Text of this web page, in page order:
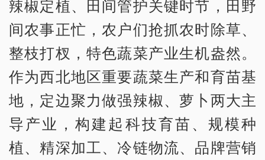
辣椒定植、田间管护关键时节，田野
间农事正忙，农户们抢抓农时除草、
整枝打杈，特色蔬菜产业生机盎然。
作为西北地区重要蔬菜生产和育苗基
地，定边聚力做强辣椒、萝卜两大主
导产业，构建起科技育苗、规模种
植、精深加工、冷链物流、品牌营销